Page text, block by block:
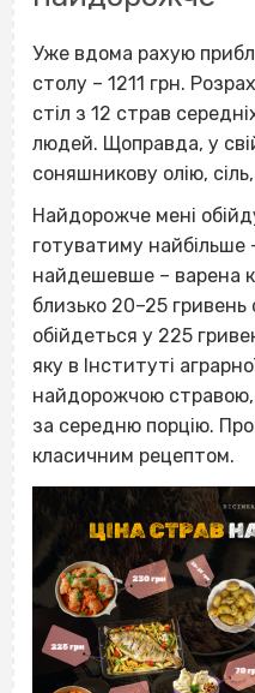
Уже вдома рахую
столу – 1211 грн.
стіл з 12 страв
людей. Щоправда, у
соняшникову олію,
Найдорожче мені
готуватиму найбільше
найдешевше – варена
близько 20–25 гривень
обійдеться у 225
яку в Інституті
найдорожчою стравою,
за середню порцію.
класичним рецептом.